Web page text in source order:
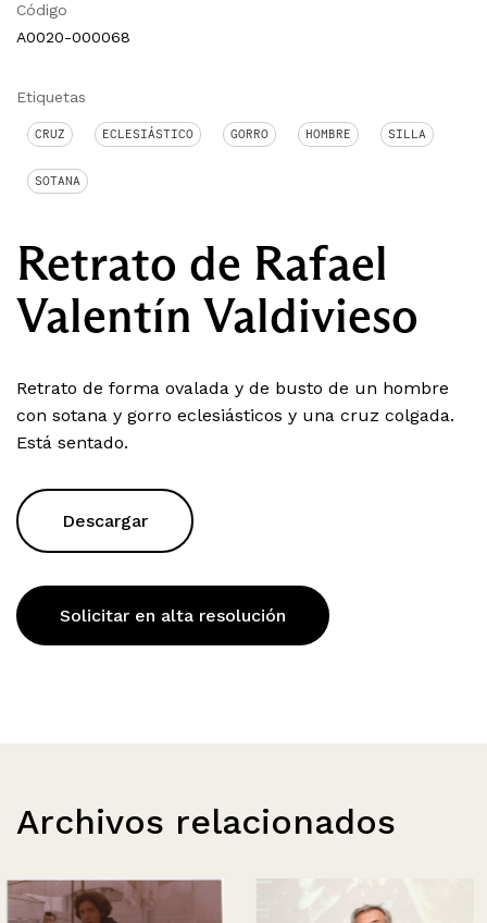
Código
A0020-000068
Etiquetas
CRUZ ECLESIÁSTICO GORRO HOMBRE SILLA
SOTANA
Retrato de Rafael
Valentín Valdivieso
Retrato de forma ovalada y de busto de un hombre
con sotana y gorro eclesiásticos y una cruz colgada.
Está sentado.
Descargar
Solicitar en alta resolución
Archivos relacionados